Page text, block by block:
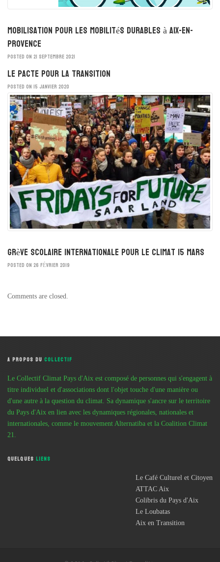
Mobilisation pour les mobilités durables à Aix-en-
Provence
POSTED ON 21 SEPTEMBRE 2021
Le Pacte pour la Transition
POSTED ON 15 JANVIER 2020
Grève scolaire internationale pour le climat 15 mars
POSTED ON 26 FÉVRIER 2019
Comments are closed.
A PROPOS DUCOLLECTIF
Le Collectif Climat Pays d'Aix est composé de personnes qui s'engagent à
titre individuel et d'associations dont l'objet touche d'une manière ou
d'une autre à la question du climat. Sa dynamique s'ancre sur le territoire
du Pays d'Aix en lien avec les dynamiques régionales, nationales et
internationales, comme le mouvement Alternatiba et la Coalition Climat
21.
QUELQUES LIENS
Le Café Culturel et Citoyen
ATTAC Aix
Colibris du Pays d'Aix
Le Loubatas
Aix en Transition